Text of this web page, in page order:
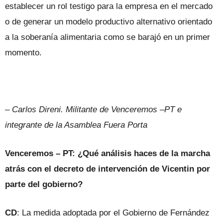
establecer un rol testigo para la empresa en el mercado
o de generar un modelo productivo alternativo orientado
a la soberanía alimentaria como se barajó en un primer
momento.
– Carlos Direni. Militante de Venceremos –PT e
integrante de la Asamblea Fuera Porta
Venceremos – PT: ¿Qué análisis haces de la marcha
atrás con el decreto de intervención de Vicentin por
parte del gobierno?
CD: La medida adoptada por el Gobierno de Fernández